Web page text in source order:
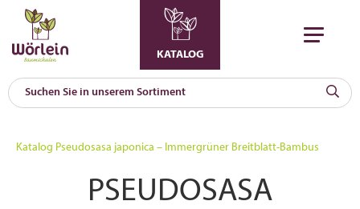
KATALOG
Katalog Pseudosasa japonica – Immergrüner Breitblatt-Bambus
PSEUDOSASA